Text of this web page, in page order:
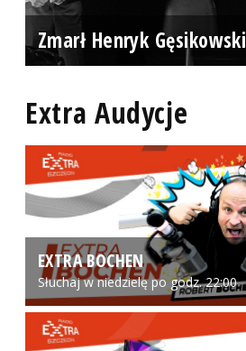
Zmarł Henryk Gęsikowski
Extra Audycje
EXTRA BOCHEN
Słuchaj w niedzielę po godz. 22:00